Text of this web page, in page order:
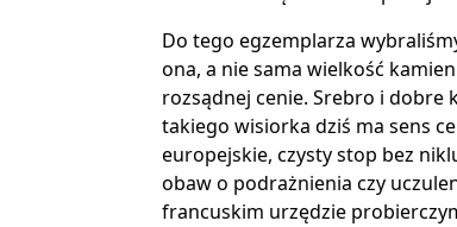
Do tego egzemplarza
ona, a nie sama wielkość
rozsądnej cenie. Srebro i dobre
takiego wisiorka dziś ma sens
europejskie, czysty stop bez
obaw o podrażnienia czy
francuskim urzędzie